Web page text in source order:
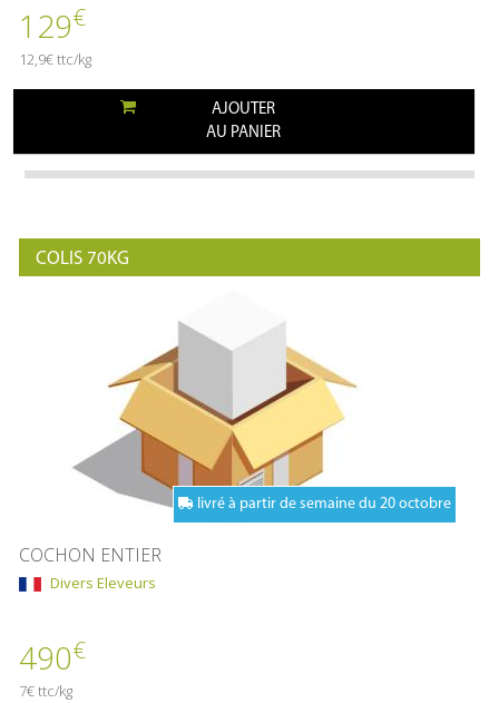
129€
12,9€ ttc/kg
AJOUTER
AU PANIER
COLIS 70KG
livré à partir de semaine du 20 octobre
COCHON ENTIER
Divers Eleveurs
490€
7€ ttc/kg